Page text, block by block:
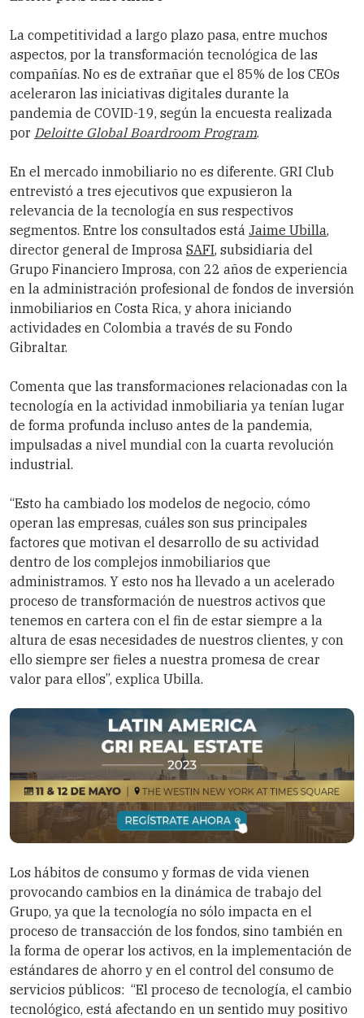
La competitividad a largo plazo pasa, entre muchos
aspectos, por la transformación tecnológica de las
compañías. No es de extrañar que el 85% de los CEOs
aceleraron las iniciativas digitales durante la
pandemia de COVID-19, según la encuesta realizada
por Deloitte Global Boardroom Program.
En el mercado inmobiliario no es diferente. GRI Club
entrevistó a tres ejecutivos que expusieron la
relevancia de la tecnología en sus respectivos
segmentos. Entre los consultados está Jaime Ubilla,
director general de Improsa SAFI, subsidiaria del
Grupo Financiero Improsa, con 22 años de experiencia
en la administración profesional de fondos de inversión
inmobiliarios en Costa Rica, y ahora iniciando
actividades en Colombia a través de su Fondo
Gibraltar.
Comenta que las transformaciones relacionadas con la
tecnología en la actividad inmobiliaria ya tenían lugar
de forma profunda incluso antes de la pandemia,
impulsadas a nivel mundial con la cuarta revolución
industrial.
“Esto ha cambiado los modelos de negocio, cómo
operan las empresas, cuáles son sus principales
factores que motivan el desarrollo de su actividad
dentro de los complejos inmobiliarios que
administramos. Y esto nos ha llevado a un acelerado
proceso de transformación de nuestros activos que
tenemos en cartera con el fin de estar siempre a la
altura de esas necesidades de nuestros clientes, y con
ello siempre ser fieles a nuestra promesa de crear
valor para ellos”, explica Ubilla.
Los hábitos de consumo y formas de vida vienen
provocando cambios en la dinámica de trabajo del
Grupo, ya que la tecnología no sólo impacta en el
proceso de transacción de los fondos, sino también en
la forma de operar los activos, en la implementación de
estándares de ahorro y en el control del consumo de
servicios públicos: “El proceso de tecnología, el cambio
tecnológico, está afectando en un sentido muy positivo